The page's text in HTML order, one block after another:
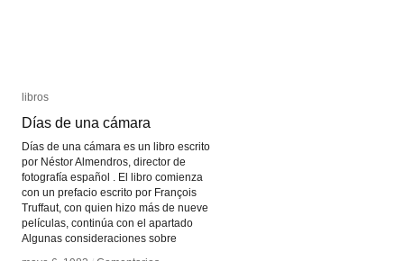
libros
Días de una cámara
Días de una cámara es un libro escrito
por Néstor Almendros, director de
fotografía español . El libro comienza
con un prefacio escrito por François
Truffaut, con quien hizo más de nueve
películas, continúa con el apartado
Algunas consideraciones sobre
libros
Días de una cámara